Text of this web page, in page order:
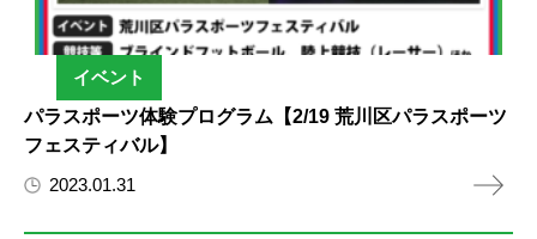
イベント
パラスポーツ体験プログラム【2/19 荒川区パラスポーツ
フェスティバル】
2023.01.31